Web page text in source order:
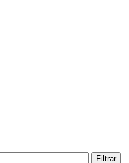
Filtrar